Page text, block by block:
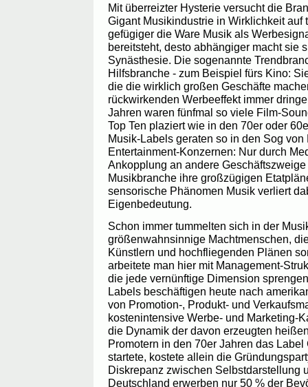
Mit überreizter Hysterie versucht die
Gigant Musikindustrie in Wirklichkeit auf
gefügiger die Ware Musik als
bereitsteht, desto abhängiger macht sie
Synästhesie. Die sogenannte
Hilfsbranche - zum Beispiel fürs Kino:
die die wirklich großen Geschäfte
rückwirkenden Werbeeffekt immer
Jahren waren fünfmal so viele Film-
Top Ten plaziert wie in den 70er oder
Musik-Labels geraten so in den Sog von
Entertainment-Konzernen: Nur durch
Ankopplung an andere
Musikbranche ihre großzügigen
sensorische Phänomen Musik verliert
Eigenbedeutung.
Schon immer tummelten sich in der
größenwahnsinnige Machtmenschen,
Künstlern und hochfliegenden Plänen
arbeitete man hier mit Management-
die jede vernünftige Dimension
Labels beschäftigen heute nach
von Promotion-, Produkt- und
kostenintensive Werbe- und Marketing-
die Dynamik der davon erzeugten
Promotern in den 70er Jahren das
startete, kostete allein die
Diskrepanz zwischen Selbstdarstellung
Deutschland erwerben nur 50 % der